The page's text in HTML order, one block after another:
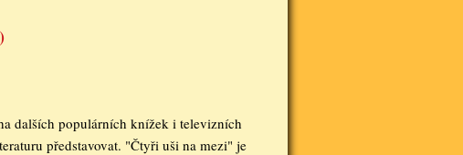
dalších populárních knížek i televizních
představovat. "Čtyři uši na mezi" je